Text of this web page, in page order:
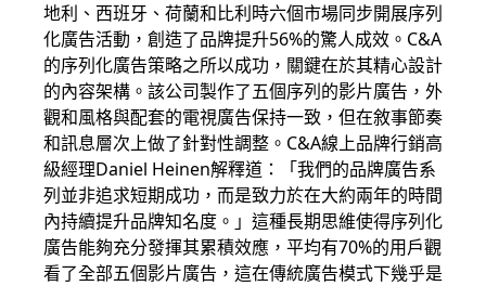
地利、西班牙、荷蘭和比利時六個市場同步開展序列
化廣告活動，創造了品牌提升56%的驚人成效。C&A
的序列化廣告策略之所以成功，關鍵在於其精心設計
的內容架構。該公司製作了五個序列的影片廣告，外
觀和風格與配套的電視廣告保持一致，但在敘事節奏
和訊息層次上做了針對性調整。C&A線上品牌行銷高
級經理Daniel Heinen解釋道：「我們的品牌廣告系
列並非追求短期成功，而是致力於在大約兩年的時間
內持續提升品牌知名度。」這種長期思維使得序列化
廣告能夠充分發揮其累積效應，平均有70%的用戶觀
看了全部五個影片廣告，這在傳統廣告模式下幾乎是